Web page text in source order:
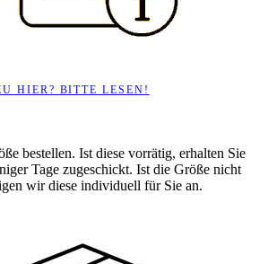
HIER? BITTE LESEN!
bestellen. Ist diese vorrätig, erhalten Sie
Tage zugeschickt. Ist die Größe nicht
wir diese individuell für Sie an.